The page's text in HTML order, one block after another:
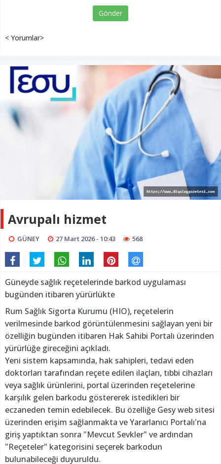
Gönder
< Yorumlar>
Avrupalı hizmet
GÜNEY 27 Mart 2026 - 10:43 568
Güneyde sağlık reçetelerinde barkod uygulaması
bugünden itibaren yürürlükte
Rum Sağlık Sigorta Kurumu (HIO), reçetelerin
verilmesinde barkod görüntülenmesini sağlayan yeni bir
özelliğin bugünden itibaren Hak Sahibi Portalı üzerinden
yürürlüğe gireceğini açıkladı.
Yeni sistem kapsamında, hak sahipleri, tedavi eden
doktorları tarafından reçete edilen ilaçları, tıbbi cihazları
veya sağlık ürünlerini, portal üzerinden reçetelerine
karşılık gelen barkodu göstererek istedikleri bir
eczaneden temin edebilecek. Bu özelliğe Gesy web sitesi
üzerinden erişim sağlanmakta ve Yararlanıcı Portalı'na
giriş yaptıktan sonra "Mevcut Sevkler" ve ardından
"Reçeteler" kategorisini seçerek barkodun
bulunabileceği duyuruldu.